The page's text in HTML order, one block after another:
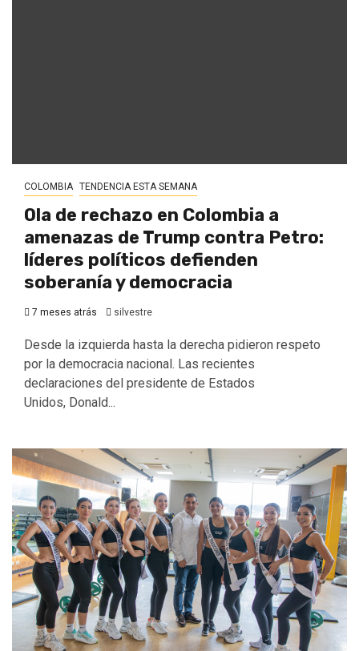
COLOMBIA TENDENCIA ESTA SEMANA
Ola de rechazo en Colombia a
amenazas de Trump contra Petro:
líderes políticos defienden
soberanía y democracia
7 meses atrás silvestre
Desde la izquierda hasta la derecha pidieron respeto
por la democracia nacional. Las recientes
declaraciones del presidente de Estados
Unidos, Donald...